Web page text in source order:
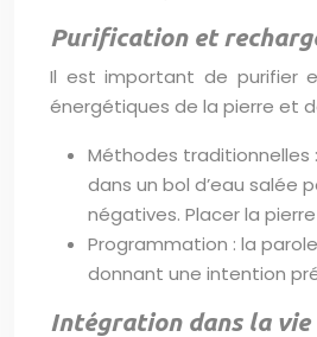
Purification et
Il est important de purifier
énergétiques de la pierre et
Méthodes traditionnelles
dans un bol d’eau salée
négatives. Placer la
Programmation : la
donnant une intention
Intégration dans la